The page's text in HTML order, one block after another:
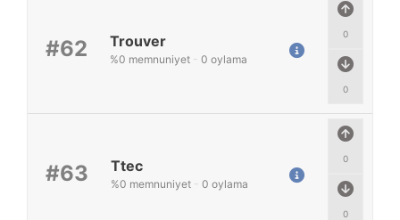
#62
0
0
Trouver
%0 memnuniyet - 0 oylama
#63
0
0
Ttec
%0 memnuniyet - 0 oylama